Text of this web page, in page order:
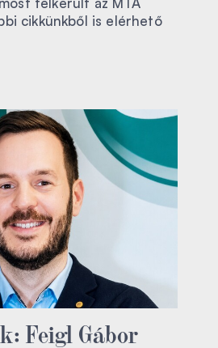
cikkünkből is elérhető
Feigl Gábor